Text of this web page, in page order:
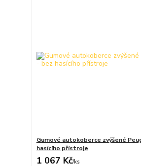
Gumové autokoberce zvýšené
hasícího přístroje
1 067 Kč/ks